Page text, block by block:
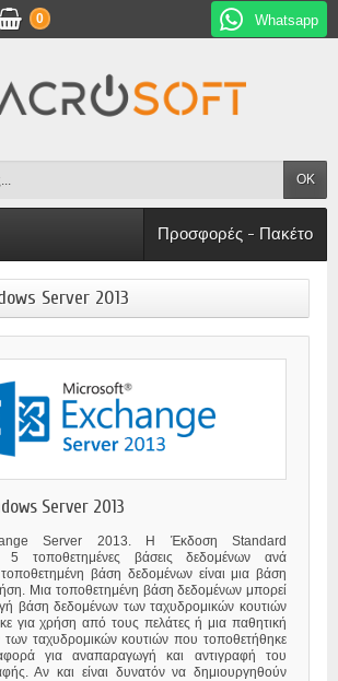
Whatsapp
OK
0
Προσφορές - Πακέτο
Server 2013
Server 2013
Server 2013. Η Έκδοση Standard
5 τοποθετημένες βάσεις δεδομένων ανά
βάση δεδομένων είναι μια βάση
Μια τοποθετημένη βάση δεδομένων μπορεί
βάση δεδομένων των ταχυδρομικών κουτιών
για χρήση από τους πελάτες ή μια παθητική
ταχυδρομικών κουτιών που τοποθετήθηκε
για αναπαραγωγή και αντιγραφή του
Αν και είναι δυνατόν να δημιουργηθούν